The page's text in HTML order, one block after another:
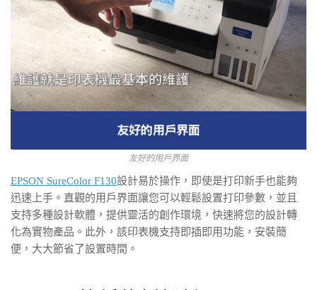
友好的用戶界面
EPSON SureColor F130設計易於操作，即使是打印新手也能夠
迅速上手。直觀的用戶界面讓您可以輕鬆設置打印參數，並且
支持多種設計軟體，提供靈活的創作環境，快速將您的設計轉
化為實物產品。此外，該印表機支持即插即用功能，安裝簡
便，大大節省了設置時間。